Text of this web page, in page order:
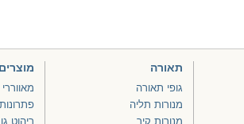
תאורה
גופי תאורה
מנורות תליה
מנורות קיר
ריהוט גן